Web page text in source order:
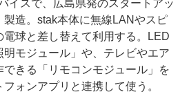
イスで、広島県発のスタートアッ
製造。stak本体に無線LANやスピ
電球と差し替えて利用する。LED
モジュール」や、テレビやエア
できる「リモコンモジュール」を
ォンアプリと連携して使う。